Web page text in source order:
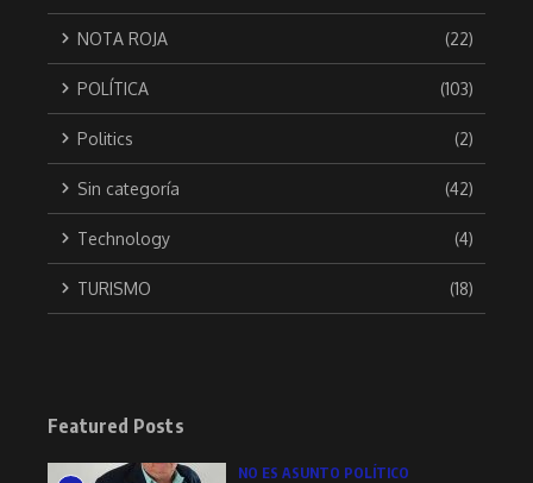
NOTA ROJA (22)
POLÍTICA (103)
Politics (2)
Sin categoría (42)
Technology (4)
TURISMO (18)
Featured Posts
NO ES ASUNTO POLÍTICO